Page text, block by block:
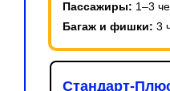
Пассажиры: 1–3
Багаж и фишки: 3
Стандарт-